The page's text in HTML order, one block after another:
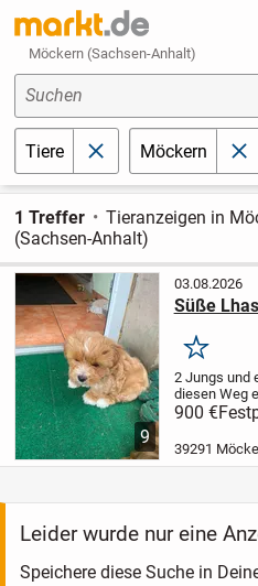
Möckern (Sachsen-Anhalt)
Suchen
Tiere schließenMöckern
1 Treffer
Tieranzeigen in
(Sachsen-Anhalt)
9
03.08.2026
Süße
Merken
2 Jungs und
diesen Weg
immer.Die
geboren
haben ihre
Sie
900 €
39291
Leider wurde nur eine
Speichere diese Suche in